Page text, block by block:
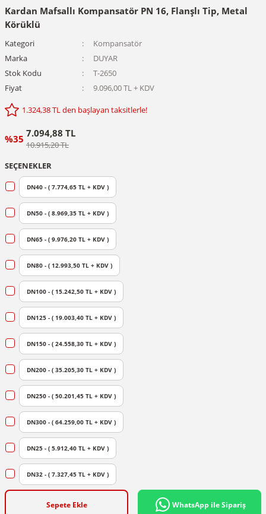
Kardan Mafsallı Kompansatör PN 16, Flanşlı Tip, Metal
Körüklü
Kategori
Kompansatör
Marka
DUYAR
Stok Kodu
T-2650
Fiyat
9.096,00 TL + KDV
1.324,38 TL den başlayan taksitlerle!
%35 7.094,88 TL
10.915,20 TL
SEÇENEKLER
DN40 - ( 7.774,65 TL + KDV )
DN50 - ( 8.969,35 TL + KDV )
DN65 - ( 9.976,20 TL + KDV )
DN80 - ( 12.993,50 TL + KDV )
DN100 - ( 15.242,50 TL + KDV )
DN125 - ( 19.003,40 TL + KDV )
DN150 - ( 24.558,30 TL + KDV )
DN200 - ( 35.205,30 TL + KDV )
DN250 - ( 50.201,45 TL + KDV )
DN300 - ( 64.259,00 TL + KDV )
DN25 - ( 5.912,40 TL + KDV )
DN32 - ( 7.327,45 TL + KDV )
Sepete Ekle WhatsApp ile Sipariş